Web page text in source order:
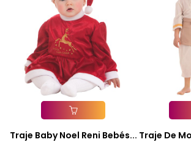
Añadir A La Cesta
Traje Baby Noel Reni Bebés... Traje De